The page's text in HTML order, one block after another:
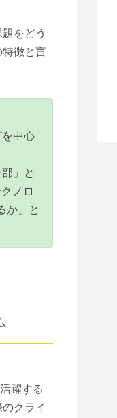
をどう
特徴と言
中心
」と
ノロ
か」と
躍する
クライ